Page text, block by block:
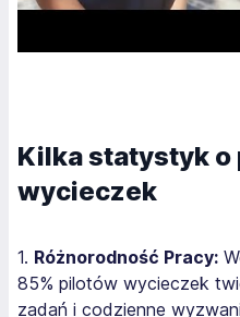
Kilka statystyk
wycieczek
1. Różnorodność Pracy:
85% pilotów wycieczek
zadań i codzienne